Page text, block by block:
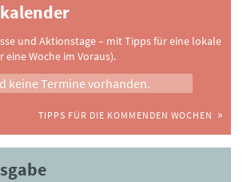
und Aktionstage – mit Tipps für eine lokale
eine Woche im Voraus).
keine Termine vorhanden.
TIPPS FÜR DIE KOMMENDEN WOCHEN